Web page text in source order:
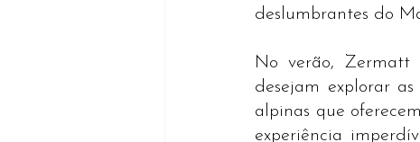
deslumbrantes do
No verão, Zermatt
desejam explorar
alpinas que
experiência